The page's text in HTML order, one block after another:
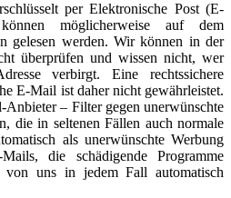
per Elektronische Post (E-
möglicherweise auf dem
gelesen werden. Wir können in der
überprüfen und wissen nicht, wer
verbirgt. Eine rechtssichere
E-Mail ist daher nicht gewährleistet.
– Filter gegen unerwünschte
die in seltenen Fällen auch normale
als unerwünschte Werbung
die schädigende Programme
von uns in jedem Fall automatisch